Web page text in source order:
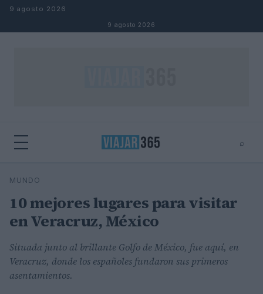
Saltar al contenido
9 agosto 2026
9 agosto 2026
⌕
Buscar
MUNDO
10 mejores lugares para visitar
en Veracruz, México
Situada junto al brillante Golfo de México, fue aquí, en
Veracruz, donde los españoles fundaron sus primeros
asentamientos.